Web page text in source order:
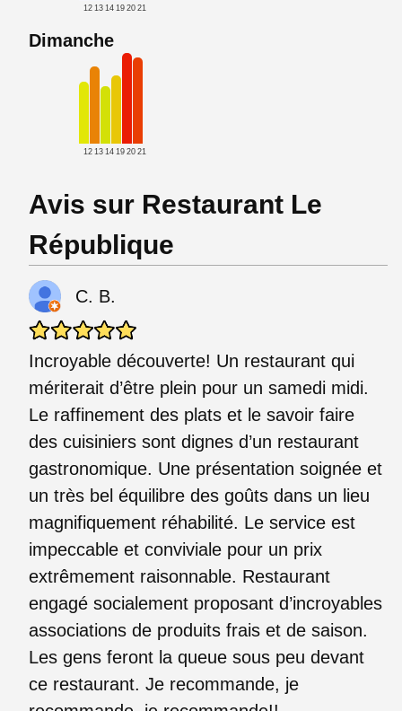
12 13 14 19 20 21
Dimanche
12 13 14 19 20 21
Avis sur Restaurant Le
République
C. B.
Incroyable découverte! Un restaurant qui
mériterait d’être plein pour un samedi midi.
Le raffinement des plats et le savoir faire
des cuisiniers sont dignes d’un restaurant
gastronomique. Une présentation soignée et
un très bel équilibre des goûts dans un lieu
magnifiquement réhabilité. Le service est
impeccable et conviviale pour un prix
extrêmement raisonnable. Restaurant
engagé socialement proposant d’incroyables
associations de produits frais et de saison.
Les gens feront la queue sous peu devant
ce restaurant. Je recommande, je